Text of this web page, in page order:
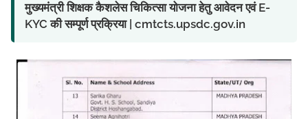
मुख्यमंत्री शिक्षक कैशलेस चिकित्सा योजना हेतु आवेदन एवं E-
KYC की सम्पूर्ण प्रक्रिया | cmtcts.upsdc.gov.in